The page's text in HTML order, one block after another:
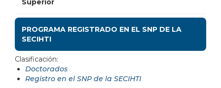
PROGRAMA REGISTRADO EN EL SNP DE LA
SECIHTI
Clasificación:
Doctorados
Registro en el SNP de la SECIHTI